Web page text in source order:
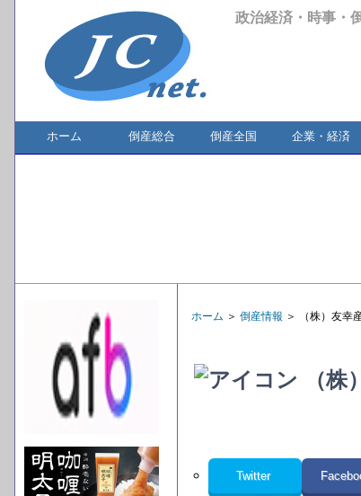
政治経済・時事・
ホーム 倒産総合 倒産全国 企業・経済
ホーム ＞ 倒産情報 ＞ （株）友幸
（株
Twitter